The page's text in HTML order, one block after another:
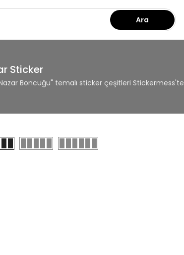
Ara
Sticker
Boncuğu" temalı sticker çeşitleri Stickermess'te